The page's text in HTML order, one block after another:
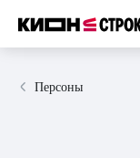
Персоны